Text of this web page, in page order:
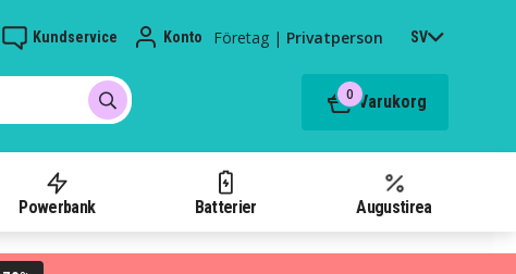
Kundservice Konto Företag | Privatperson SV
0 Varukorg
Powerbank Batterier Augustirea